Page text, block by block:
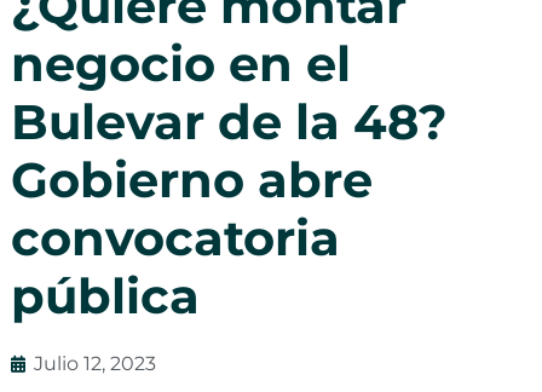
negocio en el
Bulevar de la 48?
Gobierno abre
convocatoria
pública
Julio 12, 2023